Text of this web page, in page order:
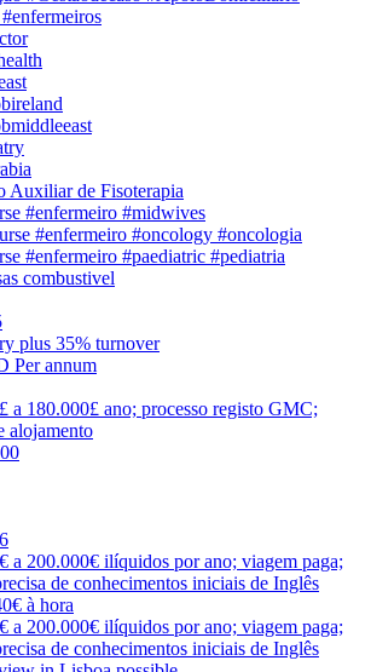
Auxiliar de Fisoterapia
#enfermeiro #midwives
#enfermeiro #oncology #oncologia
#enfermeiro #paediatric #pediatria
combustivel
plus 35% turnover
Per annum
a 180.000£ ano; processo registo GMC;
alojamento
a 200.000€ ilíquidos por ano; viagem paga;
de conhecimentos iniciais de Inglês
à hora
a 200.000€ ilíquidos por ano; viagem paga;
de conhecimentos iniciais de Inglês